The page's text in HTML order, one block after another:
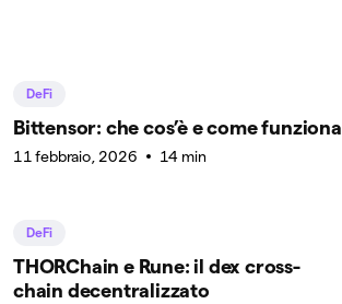
DeFi
Bittensor: che cos’è e come funziona
11 febbraio, 2026 14 min
DeFi
THORChain e Rune: il dex cross-
chain decentralizzato